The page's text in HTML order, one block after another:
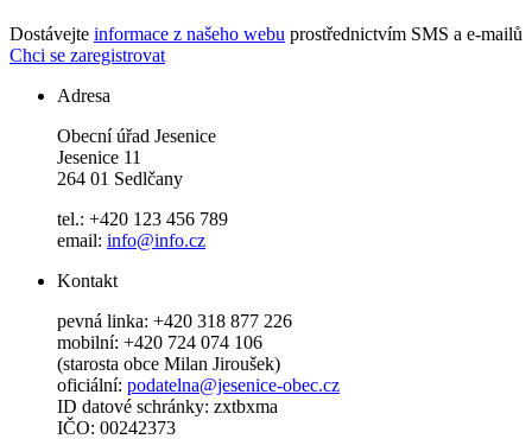
Dostávejte informace z našeho webu prostřednictvím SMS a e-mailů
Chci se zaregistrovat
Adresa
Obecní úřad Jesenice
Jesenice 11
264 01 Sedlčany
tel.: +420 123 456 789
email: info@info.cz
Kontakt
pevná linka: +420 318 877 226
mobilní: +420 724 074 106
(starosta obce Milan Jiroušek)
oficiální: podatelna@jesenice-obec.cz
ID datové schránky: zxtbxma
IČO: 00242373